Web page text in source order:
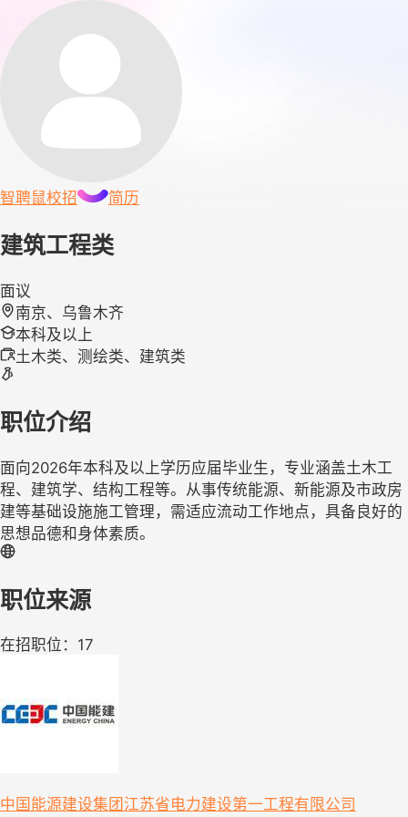
智聘鼠校招 简历
建筑工程类
面议
南京、乌鲁木齐
本科及以上
土木类、测绘类、建筑类
职位介绍
面向2026年本科及以上学历应届毕业生，专业涵盖土木工
程、建筑学、结构工程等。从事传统能源、新能源及市政房
建等基础设施施工管理，需适应流动工作地点，具备良好的
思想品德和身体素质。
职位来源
在招职位：17
中国能源建设集团江苏省电力建设第一工程有限公司